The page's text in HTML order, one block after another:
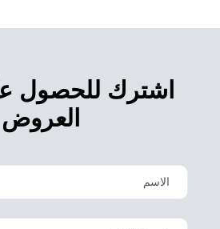
اشترك للحصول
العروض